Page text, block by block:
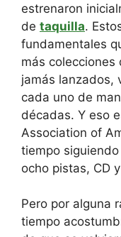
estrenaron
de taquilla.
fundamentales
más colecciones
jamás lanzados,
cada uno de
décadas. Y eso
Association of
tiempo
ocho pistas, CD
Pero por alguna
tiempo